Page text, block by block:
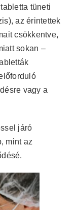
tüneti
az érintettek
csökkentve,
sokan –
vagy a
járó
mint az